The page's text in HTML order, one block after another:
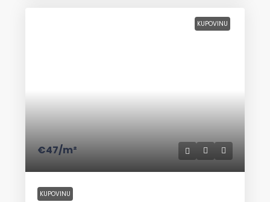
KUPOVINU
€47/m²
KUPOVINU